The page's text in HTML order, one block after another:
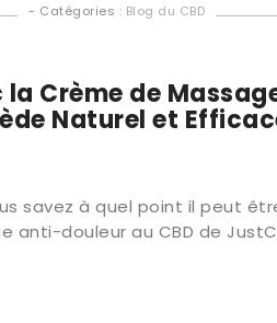
- Catégories : Blog du CBD
Crème de
Naturel et
savez à quel point il peut
anti-douleur au CBD de